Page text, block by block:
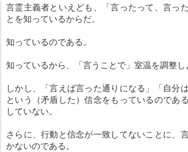
言霊主義者といえども、「言ったって、言っ
とを知っているからだ。
知っているのである。
知っているから、「言うことで」室温を調整し
しかし、「言えば言った通りになる」「自分
という（矛盾した）信念をもっているのであ
していない。
さらに、行動と信念が一致してないことに、
かないのである。